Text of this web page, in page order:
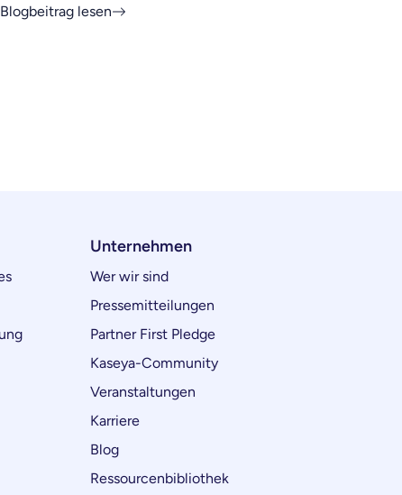
Blogbeitrag lesen
Unternehmen
Wer wir sind
Pressemitteilungen
Partner First Pledge
Kaseya-Community
Veranstaltungen
Karriere
Blog
Ressourcenbibliothek